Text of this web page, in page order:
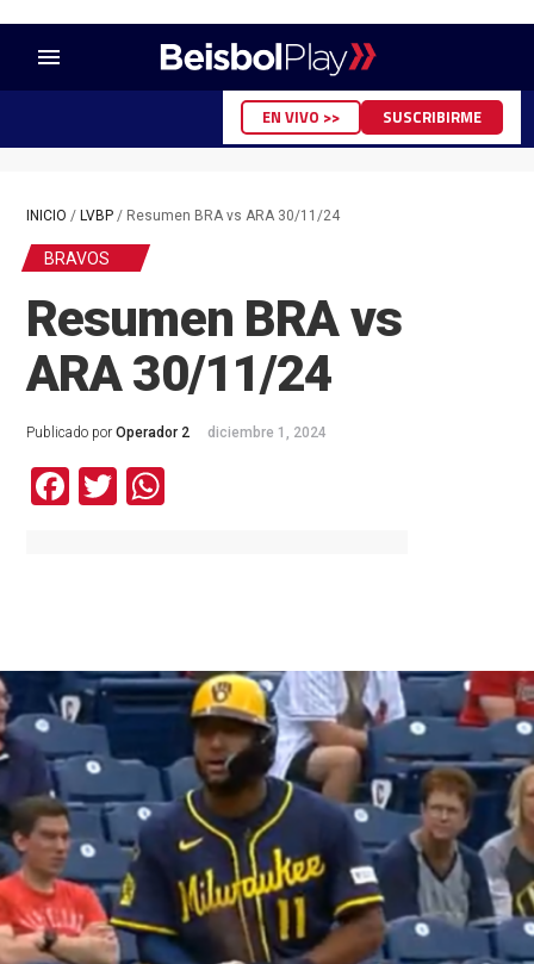
menu
EN VIVO >> SUSCRIBIRME
INICIO / LVBP/ Resumen BRA vs ARA 30/11/24
BRAVOS
Resumen BRA vs
ARA 30/11/24
Publicado por Operador 2 diciembre 1, 2024
Facebook
TwitterWhatsApp